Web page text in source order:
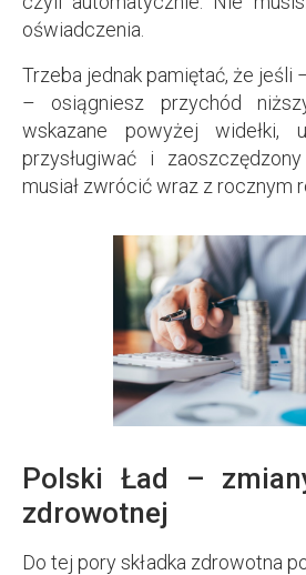
oświadczenia.
Trzeba jednak pamiętać, że jeśli
– osiągniesz przychód
wskazane powyżej widełki,
przysługiwać i
musiał zwrócić wraz z rocznym
Polski Ład –
zdrowotnej
Do tej pory składka zdrowotna